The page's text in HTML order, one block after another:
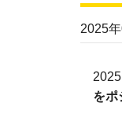
2025
をポ